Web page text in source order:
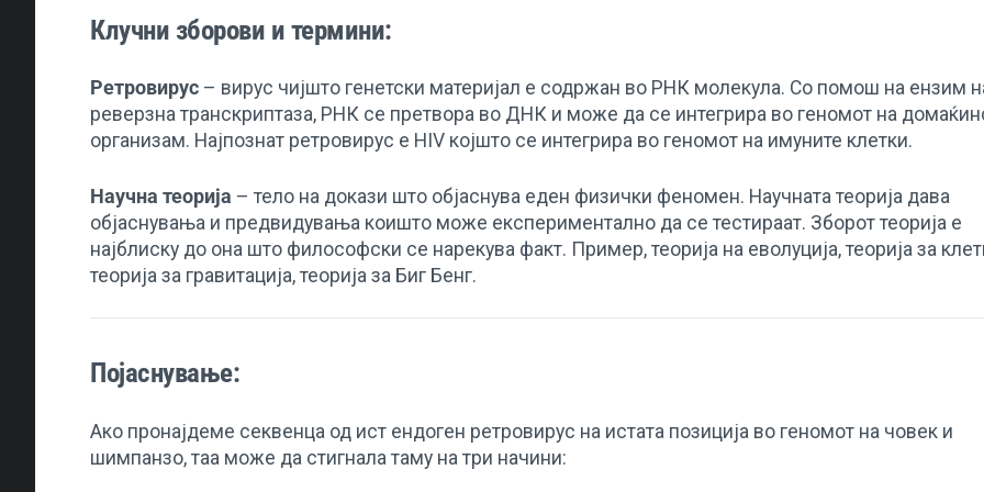
Клучни зборови и термини:
Ретровирус – вирус чијшто генетски материјал е содржан во РНК молекула. Со помош на ензим
реверзна транскриптаза, РНК се претвора во ДНК и може да се интегрира во геномот на
организам. Најпознат ретровирус е HIV којшто се интегрира во геномот на имуните клетки.
Научна теорија – тело на докази што објаснува еден физички феномен. Научната теорија дава
објаснувања и предвидувања коишто може експериментално да се тестираат. Зборот теорија е
најблиску до она што философски се нарекува факт. Пример, теорија на еволуција, теорија за
теорија за гравитација, теорија за Биг Бенг.
Појаснување:
Ако пронајдеме секвенца од ист ендоген ретровирус на истата позиција во геномот на човек и
шимпанзо, таа може да стигнала таму на три начини: